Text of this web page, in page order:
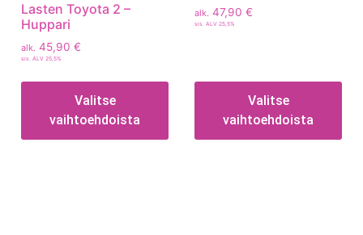
Lasten Toyota 2 –
Huppari
alk. 45,90 €
sis. ALV 25,5%
Valitse
vaihtoehdoista
alk. 47,90 €
sis. ALV 25,5%
Valitse
vaihtoehdoista